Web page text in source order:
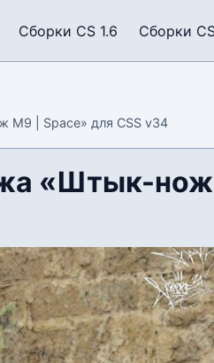
Сборки CS 1.6 Сборки
| Space» для CSS v34
«Штык-нож